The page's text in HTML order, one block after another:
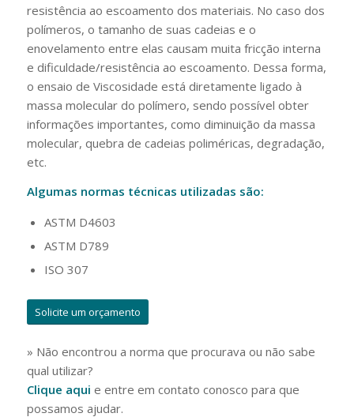
resistência ao escoamento dos materiais. No caso dos
polímeros, o tamanho de suas cadeias e o
enovelamento entre elas causam muita fricção interna
e dificuldade/resistência ao escoamento. Dessa forma,
o ensaio de Viscosidade está diretamente ligado à
massa molecular do polímero, sendo possível obter
informações importantes, como diminuição da massa
molecular, quebra de cadeias poliméricas, degradação,
etc.
Algumas normas técnicas utilizadas são:
ASTM D4603
ASTM D789
ISO 307
Solicite um orçamento
» Não encontrou a norma que procurava ou não sabe
qual utilizar?
Clique aqui e entre em contato conosco para que
possamos ajudar.